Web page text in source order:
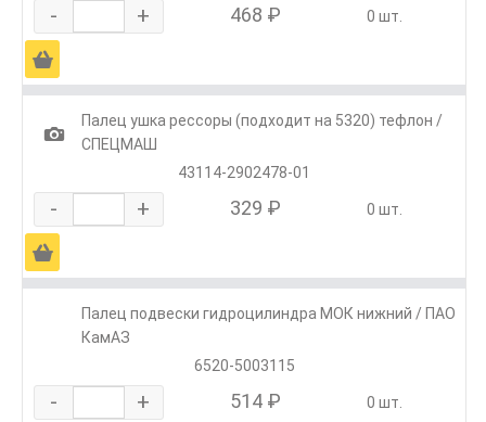
- + 468 ₽ 0 шт.
Ä
1
Палец ушка рессоры (подходит на 5320) тефлон /
СПЕЦМАШ
43114-2902478-01
- + 329 ₽ 0 шт.
Ä
Палец подвески гидроцилиндра МОК нижний / ПАО
КамАЗ
6520-5003115
- + 514 ₽ 0 шт.